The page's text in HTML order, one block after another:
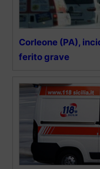
Corleone (PA),
ferito grave